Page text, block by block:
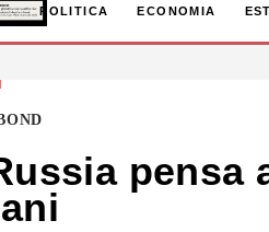
POLITICA ECONOMIA
pensa